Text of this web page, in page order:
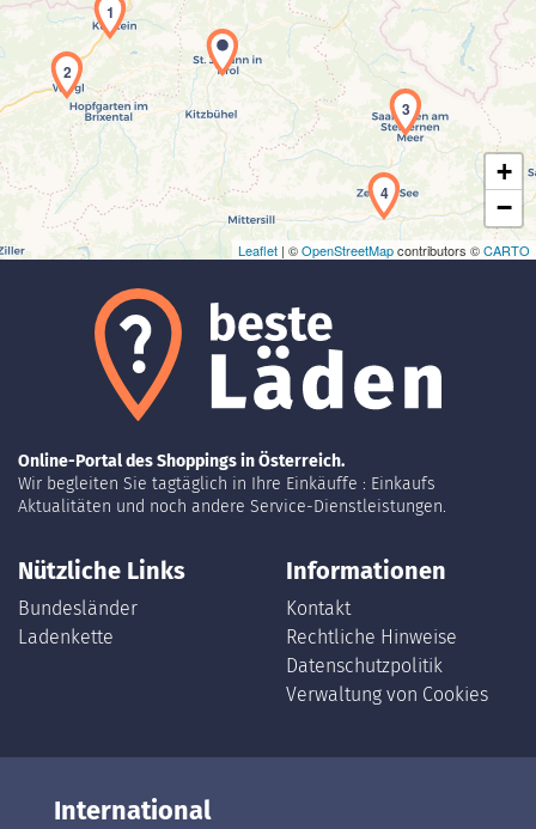
Laden der Karte...
1
2
3
4
+
−
Leaflet | ©OpenStreetMapcontributors ©CARTO
Online-Portal des Shoppings in Österreich.
Wir begleiten Sie tagtäglich in Ihre Einkäuffe : Einkaufs
Aktualitäten und noch andere Service-Dienstleistungen.
Nützliche Links
Bundesländer
Ladenkette
Informationen
Kontakt
Rechtliche Hinweise
Datenschutzpolitik
Verwaltung von Cookies
International